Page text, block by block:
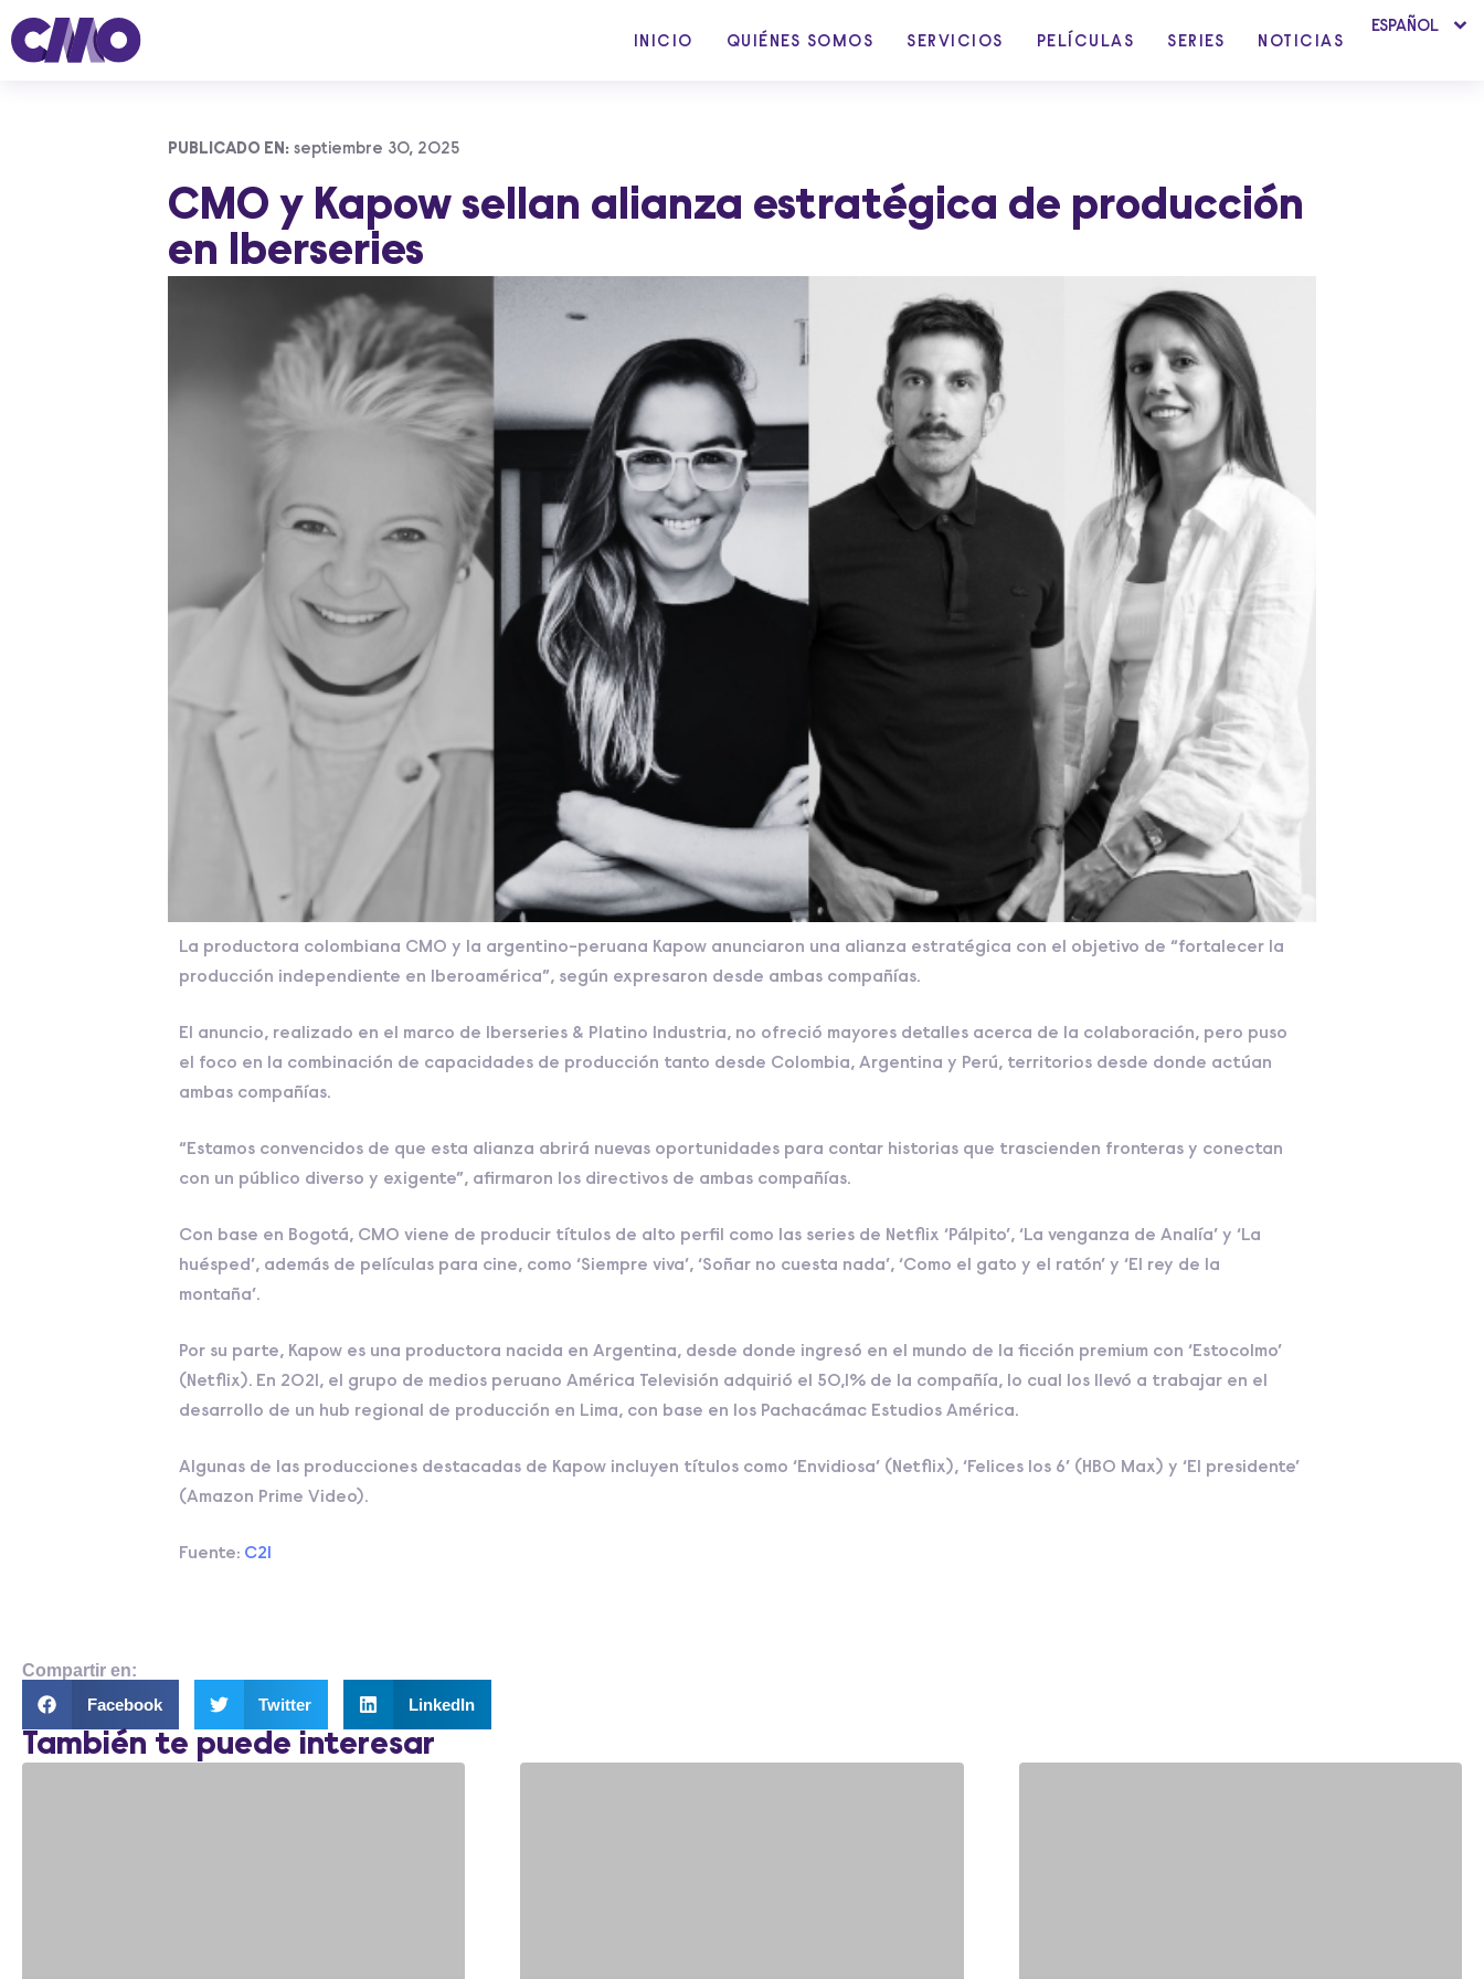
INICIO QUIÉNES SOMOS SERVICIOS PELÍCULAS SERIES NOTICIAS
ESPAÑOL
PUBLICADO EN: septiembre 30, 2025
CMO y Kapow sellan alianza estratégica de producción
en Iberseries
La productora colombiana CMO y la argentino-peruana Kapow anunciaron una alianza estratégica con el objetivo de “fortalecer la
producción independiente en Iberoamérica”, según expresaron desde ambas compañías.
El anuncio, realizado en el marco de Iberseries & Platino Industria, no ofreció mayores detalles acerca de la colaboración, pero puso
el foco en la combinación de capacidades de producción tanto desde Colombia, Argentina y Perú, territorios desde donde actúan
ambas compañías.
“Estamos convencidos de que esta alianza abrirá nuevas oportunidades para contar historias que trascienden fronteras y conectan
con un público diverso y exigente”, afirmaron los directivos de ambas compañías.
Con base en Bogotá, CMO viene de producir títulos de alto perfil como las series de Netflix ‘Pálpito’, ‘La venganza de Analía’ y ‘La
huésped’, además de películas para cine, como ‘Siempre viva’, ‘Soñar no cuesta nada’, ‘Como el gato y el ratón’ y ‘El rey de la
montaña’.
Por su parte, Kapow es una productora nacida en Argentina, desde donde ingresó en el mundo de la ficción premium con ‘Estocolmo’
(Netflix). En 2021, el grupo de medios peruano América Televisión adquirió el 50,1% de la compañía, lo cual los llevó a trabajar en el
desarrollo de un hub regional de producción en Lima, con base en los Pachacámac Estudios América.
Algunas de las producciones destacadas de Kapow incluyen títulos como ‘Envidiosa’ (Netflix), ‘Felices los 6’ (HBO Max) y ‘El presidente’
(Amazon Prime Video).
Fuente: C21
Compartir en:
Facebook
Twitter LinkedIn
También te puede interesar